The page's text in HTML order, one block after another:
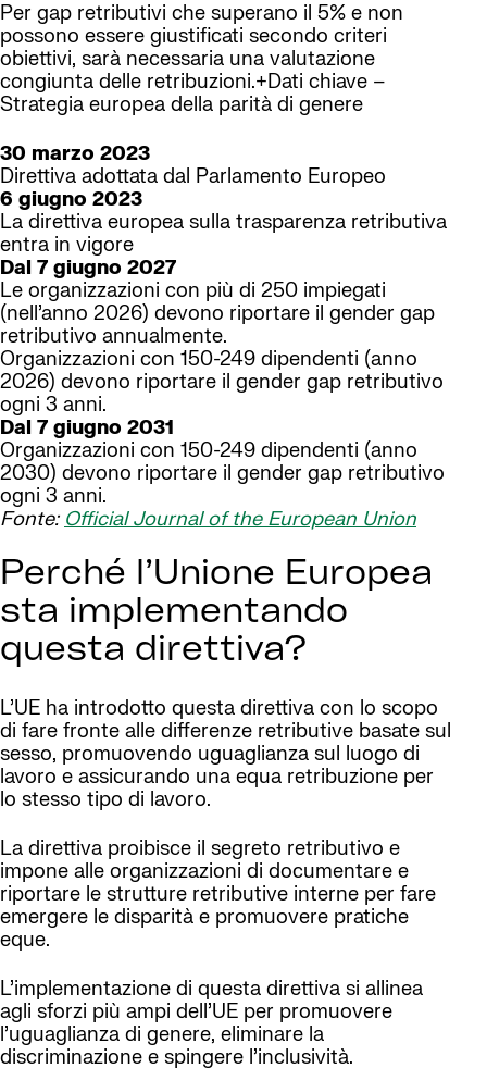
Per gap retributivi che superano il 5% e non
possono essere giustificati secondo criteri
obiettivi, sarà necessaria una valutazione
congiunta delle retribuzioni.+Dati chiave –
Strategia europea della parità di genere
30 marzo 2023
Direttiva adottata dal Parlamento Europeo
6 giugno 2023
La direttiva europea sulla trasparenza retributiva
entra in vigore
Dal 7 giugno 2027
Le organizzazioni con più di 250 impiegati
(nell’anno 2026) devono riportare il gender gap
retributivo annualmente.
Organizzazioni con 150-249 dipendenti (anno
2026) devono riportare il gender gap retributivo
ogni 3 anni.
Dal 7 giugno 2031
Organizzazioni con 150-249 dipendenti (anno
2030) devono riportare il gender gap retributivo
ogni 3 anni.
Fonte: Official Journal of the European Union
Perché l’Unione Europea
sta implementando
questa direttiva?
L’UE ha introdotto questa direttiva con lo scopo
di fare fronte alle differenze retributive basate sul
sesso, promuovendo uguaglianza sul luogo di
lavoro e assicurando una equa retribuzione per
lo stesso tipo di lavoro.
La direttiva proibisce il segreto retributivo e
impone alle organizzazioni di documentare e
riportare le strutture retributive interne per fare
emergere le disparità e promuovere pratiche
eque.
L’implementazione di questa direttiva si allinea
agli sforzi più ampi dell’UE per promuovere
l’uguaglianza di genere, eliminare la
discriminazione e spingere l’inclusività.